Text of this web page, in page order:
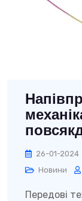
26-01-2024
Новини
Передові